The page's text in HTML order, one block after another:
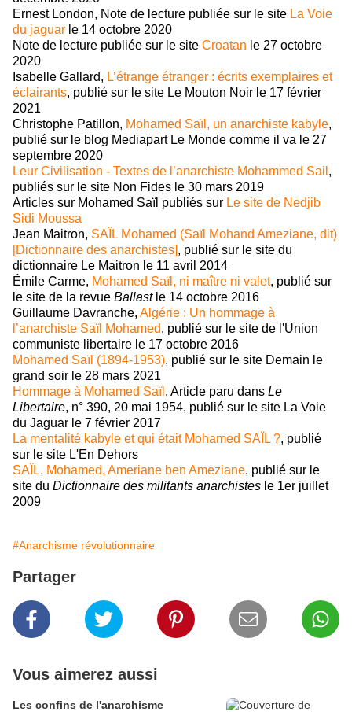
Ernest London, Note de lecture publiée sur le site La Voie
du jaguar le 14 octobre 2020
Note de lecture publiée sur le site Croatan le 27 octobre
2020
Isabelle Gallard, L’étrange étranger : écrits exemplaires et
éclairants, publié sur le site Le Mouton Noir le 17 février
2021
Christophe Patillon, Mohamed Saïl, un anarchiste kabyle,
publié sur le blog Mediapart Le Monde comme il va le 27
septembre 2020
Leur Civilisation - Textes de l’anarchiste Mohammed Sail ,
publiés sur le site Non Fides le 30 mars 2019
Articles sur Mohamed Saïl publiés sur Le site de Nedjib
Sidi Moussa
Jean Maitron, SAÏL Mohamed (Saïl Mohand Ameziane, dit)
[Dictionnaire des anarchistes], publié sur le site du
dictionnaire Le Maitron le 11 avril 2014
Émile Carme, Mohamed Saïl, ni maître ni valet, publié sur
le site de la revue Ballastle 14 octobre 2016
Guillaume Davranche, Algérie : Un hommage à
l’anarchiste Saïl Mohamed, publié sur le site de l'Union
communiste libertaire le 17 octobre 2016
Mohamed Saïl (1894-1953), publié sur le site Demain le
grand soir le 28 mars 2021
Hommage à Mohamed Saïl , Article paru dans Le
Libertaire, n° 390, 20 mai 1954, publié sur le site La Voie
du Jaguar le 7 février 2017
La mentalité kabyle et qui était Mohamed SAÏL ?, publié
sur le site L'En Dehors
SAÏL, Mohamed, Ameriane ben Ameziane, publié sur le
site du Dictionnaire des militants anarchistes le 1er juillet
2009
#Anarchisme révolutionnaire
Partager
Vous aimerez aussi
Les confins de l'anarchisme